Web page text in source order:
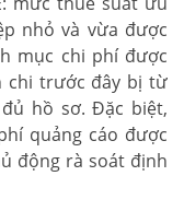
nhỏ và vừa được
mục chi phí được
chi trước đây bị từ
hồ sơ. Đặc biệt,
quảng cáo được
động rà soát định